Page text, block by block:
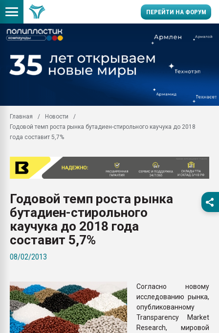
ПЕРЕЙТИ НА ФОРУМ
производство SPC
заводу пластмасс"
28.07.2026
первый план в
28.07.2026
ситуацией на
Главная
Новости
Годовой темп роста рынка бутадиен-стирольного каучука до 2018
года составит 5,7%
Годовой темп роста рынка
бутадиен-стирольного
каучука до 2018 года
составит 5,7%
08/02/2013
Согласно новому
исследованию рынка,
опубликованному
Transparency Market
Research, мировой